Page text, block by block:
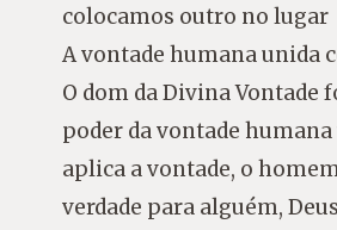
colocamos outro no lugar
A vontade humana unida
O dom da Divina Vontade
poder da vontade humana
aplica a vontade, o
verdade para alguém,